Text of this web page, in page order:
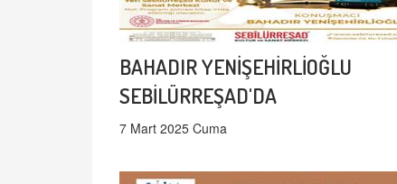
BAHADIR YENİŞEHİRLİOĞLU
SEBİLÜRREŞAD'DA
7 Mart 2025 Cuma